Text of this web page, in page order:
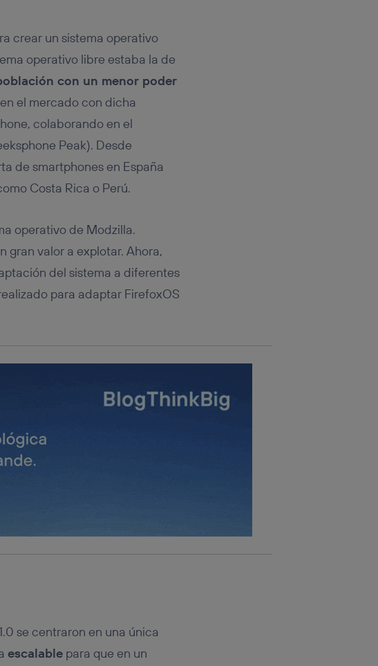
crear un sistema operativo
operativo libre estaba la de
con un menor poder
el mercado con dicha
colaborando en el
Peak). Desde
de smartphones en España
Costa Rica o Perú.
operativo de Modzilla.
gran valor a explotar. Ahora,
del sistema a diferentes
para adaptar FirefoxOS
se centraron en una única
escalablepara que en un
o análisis se
del hogar que
ya que se basará
Utiq” en la parte
de Utiq (“consenthub”)
.